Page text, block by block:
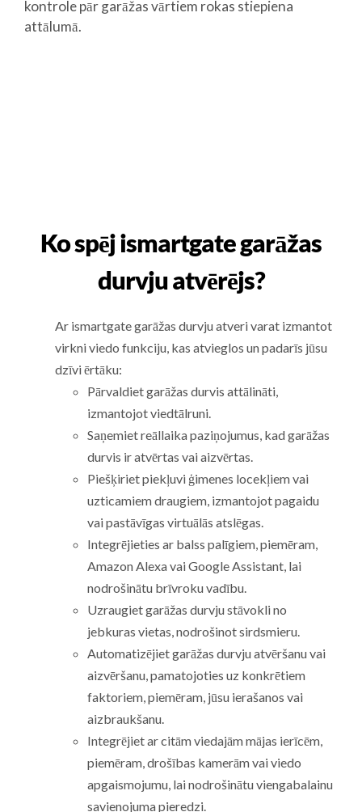
kontrole pār garāžas vārtiem rokas stiepiena
attālumā.
Ko spēj ismartgate garāžas
durvju atvērējs?
Ar ismartgate garāžas durvju atveri varat izmantot
virkni viedo funkciju, kas atvieglos un padarīs jūsu
dzīvi ērtāku:
Pārvaldiet garāžas durvis attālināti,
izmantojot viedtālruni.
Saņemiet reāllaika paziņojumus, kad garāžas
durvis ir atvērtas vai aizvērtas.
Piešķiriet piekļuvi ģimenes locekļiem vai
uzticamiem draugiem, izmantojot pagaidu
vai pastāvīgas virtuālās atslēgas.
Integrējieties ar balss palīgiem, piemēram,
Amazon Alexa vai Google Assistant, lai
nodrošinātu brīvroku vadību.
Uzraugiet garāžas durvju stāvokli no
jebkuras vietas, nodrošinot sirdsmieru.
Automatizējiet garāžas durvju atvēršanu vai
aizvēršanu, pamatojoties uz konkrētiem
faktoriem, piemēram, jūsu ierašanos vai
aizbraukšanu.
Integrējiet ar citām viedajām mājas ierīcēm,
piemēram, drošības kamerām vai viedo
apgaismojumu, lai nodrošinātu viengabalainu
savienojuma pieredzi.